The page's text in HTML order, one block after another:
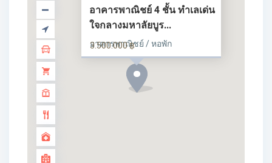
อาคารพาณิชย์ 4 ชั้น ทำเลเด่น
ใจกลางมหาลัยบูร...
อาคารพาณิชย์ / หอพัก
3.500.000 ฿